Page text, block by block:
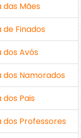
das Mães
de Finados
dos Avós
dos Namorados
dos Pais
dos Professores